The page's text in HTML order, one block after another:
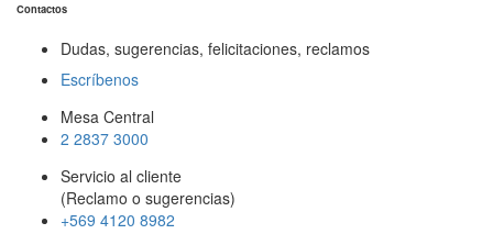
Contactos
Dudas, sugerencias, felicitaciones, reclamos
Escríbenos
Mesa Central
2 2837 3000
Servicio al cliente
(Reclamo o sugerencias)
+569 4120 8982